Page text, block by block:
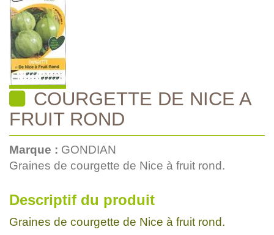
COURGETTE DE NICE A
FRUIT ROND
Marque : GONDIAN
Graines de courgette de Nice à fruit rond.
Descriptif du produit
Graines de courgette de Nice à fruit rond.